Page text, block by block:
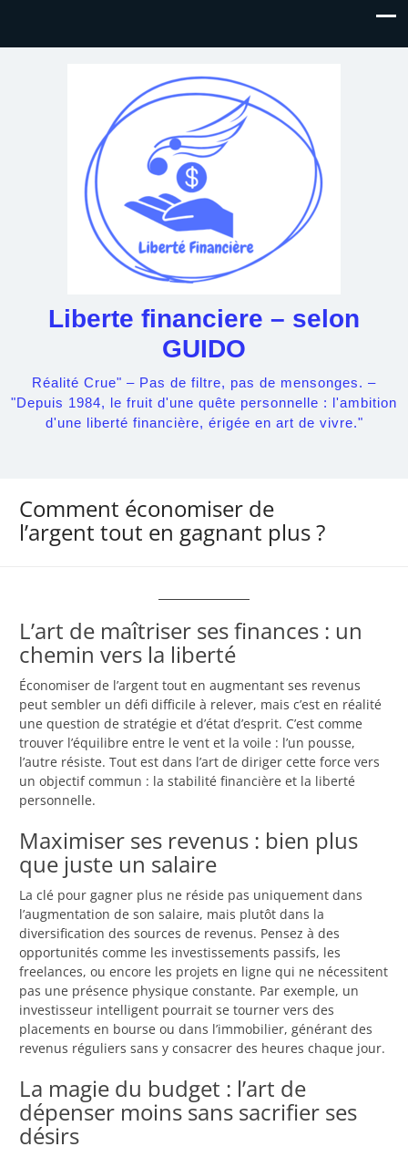
Liberte financiere – selon
GUIDO
Réalité Crue" – Pas de filtre, pas de mensonges. –
"Depuis 1984, le fruit d'une quête personnelle : l'ambition
d'une liberté financière, érigée en art de vivre."
Comment économiser de
l’argent tout en gagnant plus ?
L’art de maîtriser ses finances : un
chemin vers la liberté
Économiser de l’argent tout en augmentant ses revenus
peut sembler un défi difficile à relever, mais c’est en réalité
une question de stratégie et d’état d’esprit. C’est comme
trouver l’équilibre entre le vent et la voile : l’un pousse,
l’autre résiste. Tout est dans l’art de diriger cette force vers
un objectif commun : la stabilité financière et la liberté
personnelle.
Maximiser ses revenus : bien plus
que juste un salaire
La clé pour gagner plus ne réside pas uniquement dans
l’augmentation de son salaire, mais plutôt dans la
diversification des sources de revenus. Pensez à des
opportunités comme les investissements passifs, les
freelances, ou encore les projets en ligne qui ne nécessitent
pas une présence physique constante. Par exemple, un
investisseur intelligent pourrait se tourner vers des
placements en bourse ou dans l’immobilier, générant des
revenus réguliers sans y consacrer des heures chaque jour.
La magie du budget : l’art de
dépenser moins sans sacrifier ses
désirs